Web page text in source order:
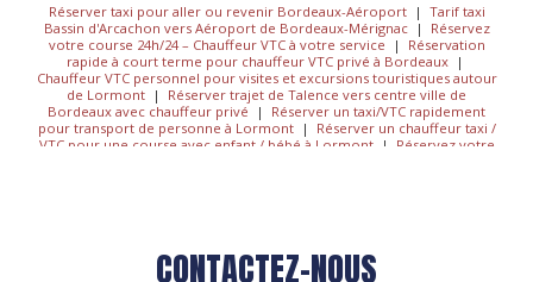
Réserver taxi pour aller ou revenir Bordeaux-Aéroport | Tarif taxi
Bassin d'Arcachon vers Aéroport de Bordeaux-Mérignac| Réservez
votre course 24h/24 – Chauffeur VTC à votre service | Réservation
rapide à court terme pour chauffeur VTC privé à Bordeaux|
Chauffeur VTC personnel pour visites et excursions touristiques autour
de Lormont | Réserver trajet de Talence vers centre ville de
Bordeaux avec chauffeur privé | Réserver un taxi/VTC rapidement
pour transport de personne à Lormont| Réserver un chauffeur taxi /
VTC pour une course avec enfant / bébé à Lormont| Réservez votre
à Mérignac, Bordeaux, Pessac, Talence – réservation rapide
Chauffeur VTC à disposition à la demi-journée / à la journée à Pessac
CONTACTEZ-NOUS